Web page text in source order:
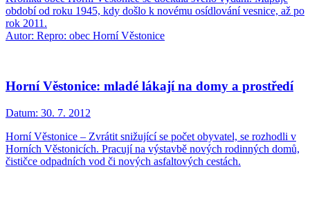
období od roku 1945, kdy došlo k novému osídlování vesnice, až po
rok 2011.
Autor: Repro: obec Horní Věstonice
Horní Věstonice: mladé lákají na domy a prostředí
Datum: 30. 7. 2012
Horní Věstonice – Zvrátit snižující se počet obyvatel, se rozhodli v
Horních Věstonicích. Pracují na výstavbě nových rodinných domů,
čističce odpadních vod či nových asfaltových cestách.